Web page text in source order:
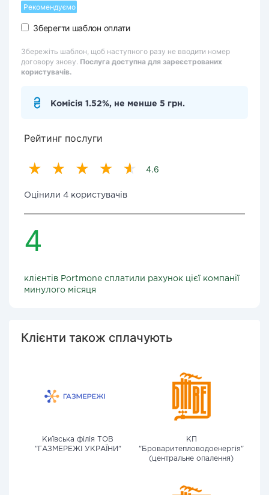
Рекомендуємо
Зберегти шаблон оплати
Збережіть шаблон, щоб наступного разу не вводити номер
договору знову. Послуга доступна для зареєстрованих
користувачів.
Комісія 1.52%, не менше 5 грн.
Рейтинг послуги
4.6
Оцінили 4 користувачів
4
клієнтів Portmone сплатили рахунок цієї компанії
минулого місяця
Клієнти також сплачують
Київська філія ТОВ
"ГАЗМЕРЕЖІ УКРАЇНИ"
КП
"Броваритепловодоенергія"
(центральне опалення)